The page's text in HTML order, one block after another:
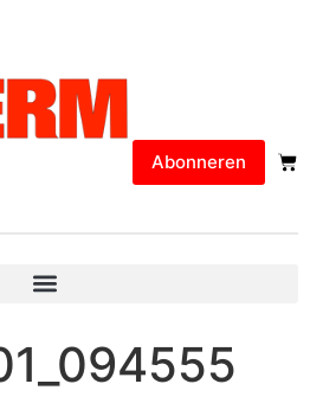
Abonneren